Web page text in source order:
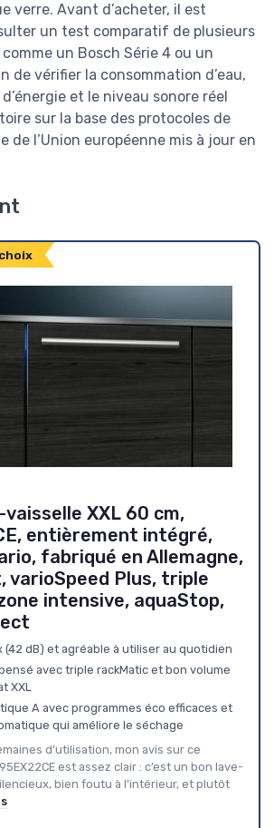
verre. Avant d’acheter, il est
un test comparatif de plusieurs
un Bosch Série 4 ou un
de vérifier la consommation d’eau,
et le niveau sonore réel
sur la base des protocoles de
de l’Union européenne mis à jour en
vaisselle XXL 60 cm,
entièrement intégré,
fabriqué en Allemagne,
Plus, triple
intensive, aquaStop,
(42 dB) et agréable à utiliser au quotidien
avec triple rackMatic et bon volume
XXL
A avec programmes éco efficaces et
qui améliore le séchage
d’utilisation, mon avis sur ce
est assez clair : c’est un bon lave-
bien foutu à l’intérieur, et plutôt